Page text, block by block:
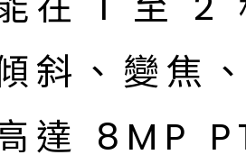
斜、變焦
達 8MP